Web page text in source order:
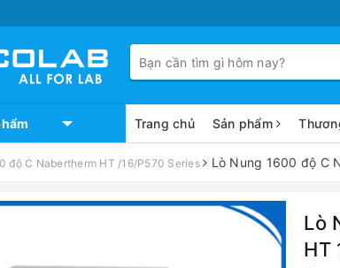
Trang chủ Sản phẩm
độ C Nabertherm HT /16/P570 Series Lò Nung 1600 độ C
Lò
HT